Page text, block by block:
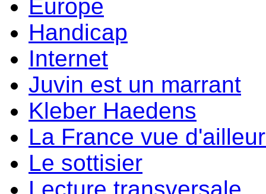
Europe
Handicap
Internet
Juvin est un marrant
Kleber Haedens
La France vue
Le sottisier
Lecture transversale